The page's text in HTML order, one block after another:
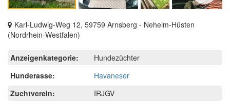
Next
Karl-Ludwig-Weg 12, 59759 Arnsberg - Neheim-Hüsten
(Nordrhein-Westfalen)
Anzeigenkategorie:
Hundezüchter
Hunderasse:
Havaneser
Zuchtverein:
IRJGV